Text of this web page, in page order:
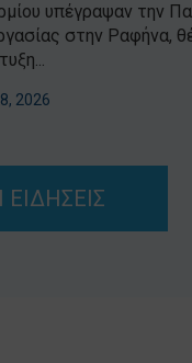
υπέγραψαν την
στην Ραφήνα,
2026
ΕΙΔΗΣΕΙΣ